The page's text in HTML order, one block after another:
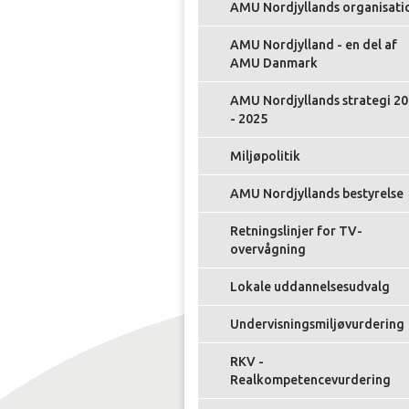
AMU Nordjyllands
AMU Nordjylland - en del af
AMU Danmark
AMU Nordjyllands strategi
- 2025
Miljøpolitik
AMU Nordjyllands bestyrelse
Retningslinjer for TV-
overvågning
Lokale uddannelsesudvalg
Undervisningsmiljøvurdering
RKV -
Realkompetencevurdering